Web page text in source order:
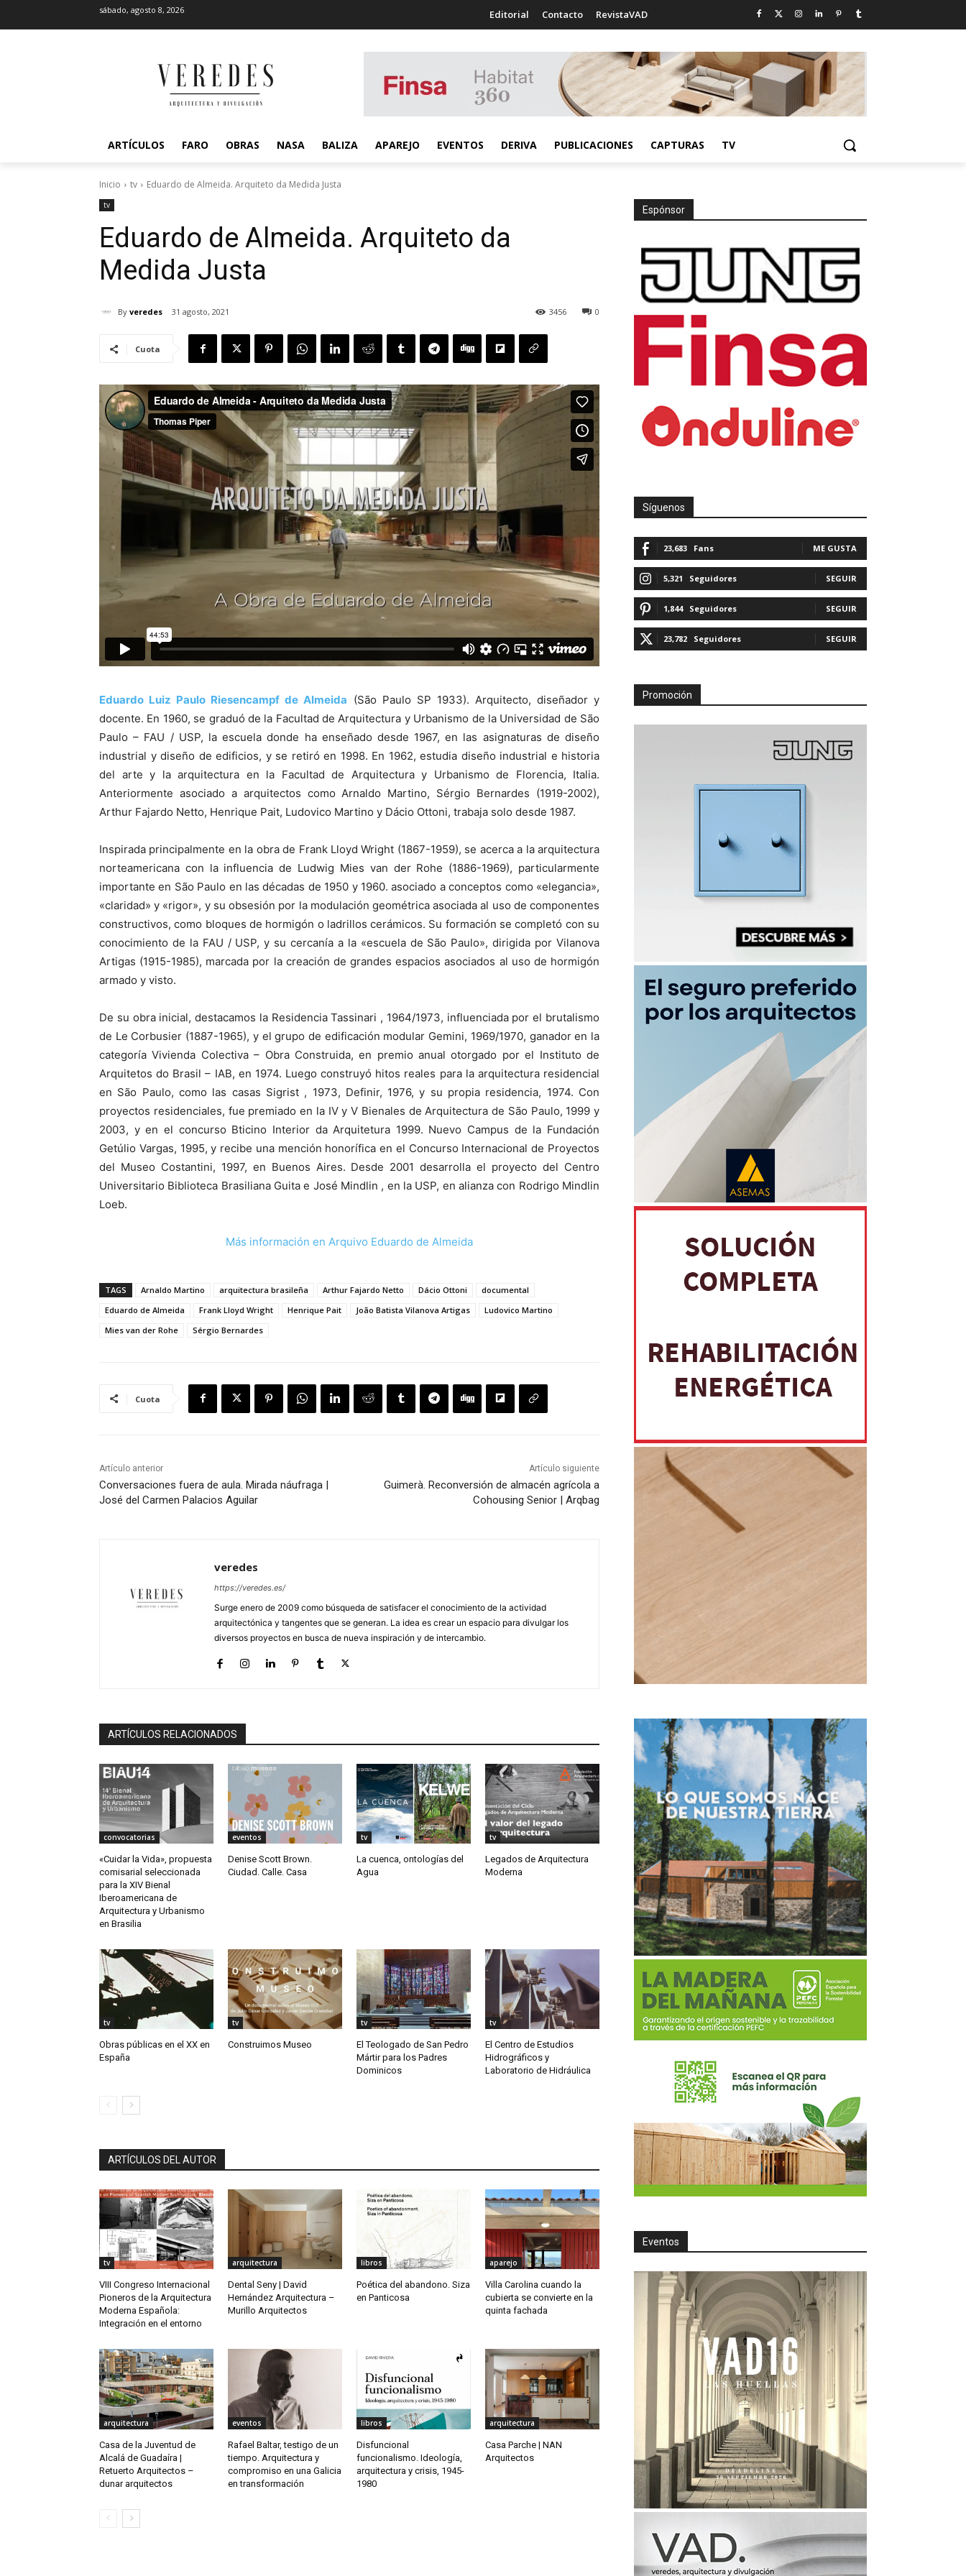
sábado, agosto 8, 2026 Editorial Contacto RevistaVAD
ARTÍCULOS FARO OBRAS NASA BALIZA APAREJO EVENTOS DERIVA PUBLICACIONES CAPTURAS TV
Inicio tv Eduardo de Almeida. Arquiteto da Medida Justa
tv
Eduardo de Almeida. Arquiteto da
Medida Justa
By veredes 31 agosto, 2021 0
3456
Cuota
Eduardo Luiz Paulo Riesencampf de Almeida (São Paulo SP 1933). Arquitecto, diseñador y
docente. En 1960, se graduó de la Facultad de Arquitectura y Urbanismo de la Universidad de São
Paulo – FAU / USP, la escuela donde ha enseñado desde 1967, en las asignaturas de diseño
industrial y diseño de edificios, y se retiró en 1998. En 1962, estudia diseño industrial e historia
del arte y la arquitectura en la Facultad de Arquitectura y Urbanismo de Florencia, Italia.
Anteriormente asociado a arquitectos como Arnaldo Martino, Sérgio Bernardes (1919-2002),
Arthur Fajardo Netto, Henrique Pait, Ludovico Martino y Dácio Ottoni, trabaja solo desde 1987.
Inspirada principalmente en la obra de Frank Lloyd Wright (1867-1959), se acerca a la arquitectura
norteamericana con la influencia de Ludwig Mies van der Rohe (1886-1969), particularmente
importante en São Paulo en las décadas de 1950 y 1960. asociado a conceptos como «elegancia»,
«claridad» y «rigor», y su obsesión por la modulación geométrica asociada al uso de componentes
constructivos, como bloques de hormigón o ladrillos cerámicos. Su formación se completó con su
conocimiento de la FAU / USP, y su cercanía a la «escuela de São Paulo», dirigida por Vilanova
Artigas (1915-1985), marcada por la creación de grandes espacios asociados al uso de hormigón
armado y visto.
De su obra inicial, destacamos la Residencia Tassinari , 1964/1973, influenciada por el brutalismo
de Le Corbusier (1887-1965), y el grupo de edificación modular Gemini, 1969/1970, ganador en la
categoría Vivienda Colectiva – Obra Construida, en premio anual otorgado por el Instituto de
Arquitetos do Brasil – IAB, en 1974. Luego construyó hitos reales para la arquitectura residencial
en São Paulo, como las casas Sigrist , 1973, Definir, 1976, y su propia residencia, 1974. Con
proyectos residenciales, fue premiado en la IV y V Bienales de Arquitectura de São Paulo, 1999 y
2003, y en el concurso Bticino Interior da Arquitetura 1999. Nuevo Campus de la Fundación
Getúlio Vargas, 1995, y recibe una mención honorífica en el Concurso Internacional de Proyectos
del Museo Costantini, 1997, en Buenos Aires. Desde 2001 desarrolla el proyecto del Centro
Universitario Biblioteca Brasiliana Guita e José Mindlin , en la USP, en alianza con Rodrigo Mindlin
Loeb.
Más información en Arquivo Eduardo de Almeida
TAGS Arnaldo Martino arquitectura brasileña Arthur Fajardo Netto Dácio Ottoni
documental
Eduardo de Almeida
Frank Lloyd Wright Henrique Pait João Batista Vilanova Artigas
Ludovico Martino
Mies van der Rohe
Sérgio Bernardes
Cuota
Artículo anterior
Conversaciones fuera de aula. Mirada náufraga |
José del Carmen Palacios Aguilar
Artículo siguiente
Guimerà. Reconversión de almacén agrícola a
Cohousing Senior | Arqbag
veredes
https://veredes.es/
Surge enero de 2009 como búsqueda de satisfacer el conocimiento de la actividad
arquitectónica y tangentes que se generan. La idea es crear un espacio para divulgar los
diversos proyectos en busca de nueva inspiración y de intercambio.
ARTÍCULOS RELACIONADOS
convocatorias
«Cuidar la Vida», propuesta
comisarial seleccionada
para la XIV Bienal
Iberoamericana de
Arquitectura y Urbanismo
en Brasilia
eventos
Denise Scott Brown.
Ciudad. Calle. Casa
tv
La cuenca, ontologías del
Agua
tv
Legados de Arquitectura
Moderna
tv
Obras públicas en el XX en
España
tv
Construimos Museo
tv
El Teologado de San Pedro
Mártir para los Padres
Dominicos
tv
El Centro de Estudios
Hidrográficos y
Laboratorio de Hidráulica
ARTÍCULOS DEL AUTOR
tv
VIII Congreso Internacional
Pioneros de la Arquitectura
Moderna Española:
Integración en el entorno
arquitectura
Dental Seny | David
Hernández Arquitectura –
Murillo Arquitectos
libros
Poética del abandono. Siza
en Panticosa
aparejo
Villa Carolina cuando la
cubierta se convierte en la
quinta fachada
arquitectura
Casa de la Juventud de
Alcalá de Guadaíra |
Retuerto Arquitectos –
dunar arquitectos
eventos
Rafael Baltar, testigo de un
tiempo. Arquitectura y
compromiso en una Galicia
en transformación
libros
Disfuncional
funcionalismo. Ideología,
arquitectura y crisis, 1945-
1980
arquitectura
Casa Parche | NAN
Arquitectos
Espónsor
Síguenos
23,683 Fans ME GUSTA
5,321 Seguidores SEGUIR
1,844 Seguidores SEGUIR
23,782 Seguidores SEGUIR
Promoción
Eventos